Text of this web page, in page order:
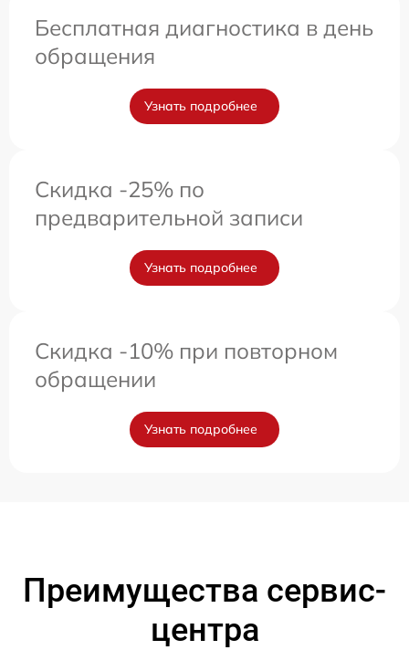
Бесплатная диагностика в день
обращения
Узнать подробнее
Скидка -25% по
предварительной записи
Узнать подробнее
Скидка -10% при повторном
обращении
Узнать подробнее
Преимущества сервис-
центра